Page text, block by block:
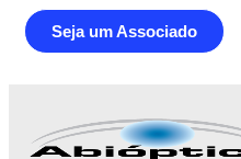
Seja um Associado